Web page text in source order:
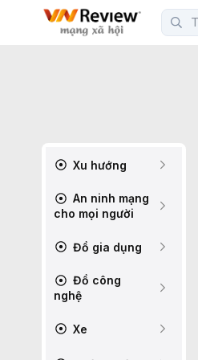
Xu hướng
An ninh mạng
cho mọi người
Đồ gia dụng
Đồ công
nghệ
Xe